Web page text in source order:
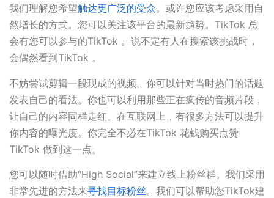
我们理解您希望触达更广泛的受众。或许您应该考虑采用自
然增长的方式。您可以关注该平台的最新趋势。TikTok 总
会有您可以参与的TikTok 。说不定有人在搜索该挑战时，
会偶然看到TikTok 。
不妨尝试剪辑一段现成的视频。你可以针对当时热门的话题
发表自己的看法。你也可以利用那些正在疯传的音频片段，
让自己的内容同样走红。在互联网上，有很多方法可以提升
你内容的曝光度。你完全不必在TikTok 花钱购买点赞
TikTok 做到这一点。
您可以随时借助“High Social”来建立线上粉丝群。我们采用
非常先进的方法来寻找目标粉丝。我们可以帮助您TikTok建